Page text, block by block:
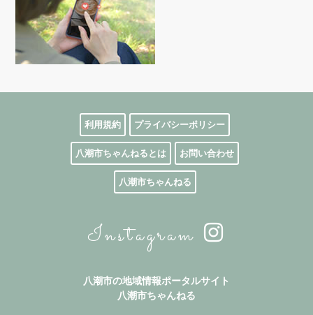
利用規約 プライバシーポリシー
八潮市ちゃんねるとは お問い合わせ
八潮市ちゃんねる
Instagram
八潮市の地域情報ポータルサイト
八潮市ちゃんねる